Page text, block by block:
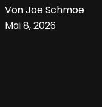
Von Joe Schmoe
Mai 8, 2026